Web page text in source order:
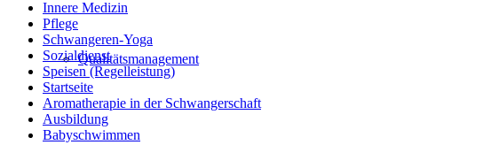
Qualitätsmanagement
Innere Medizin
Pflege
Schwangeren-Yoga
Sozialdienst
Speisen (Regelleistung)
Startseite
Aromatherapie in der Schwangerschaft
Ausbildung
Babyschwimmen